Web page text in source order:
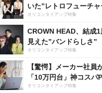
いた”レトロフューチャ
オリコンタイアップ特集
CROWN HEAD、結成
見えた”バンドらしさ”
オリコンタイアップ特集
【驚愕】メーカー社員
「10万円台」神コスパ
オリコンタイアップ特集